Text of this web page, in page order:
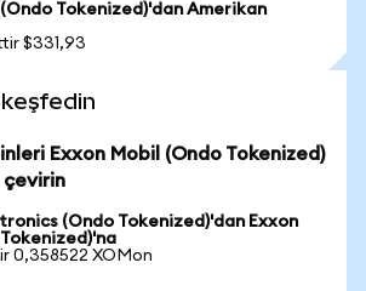
Tokenized)'dan Amerikan
$331,93
Exxon Mobil (Ondo Tokenized)
çevirin
(Ondo Tokenized)'dan Exxon
0,358522 XOMon